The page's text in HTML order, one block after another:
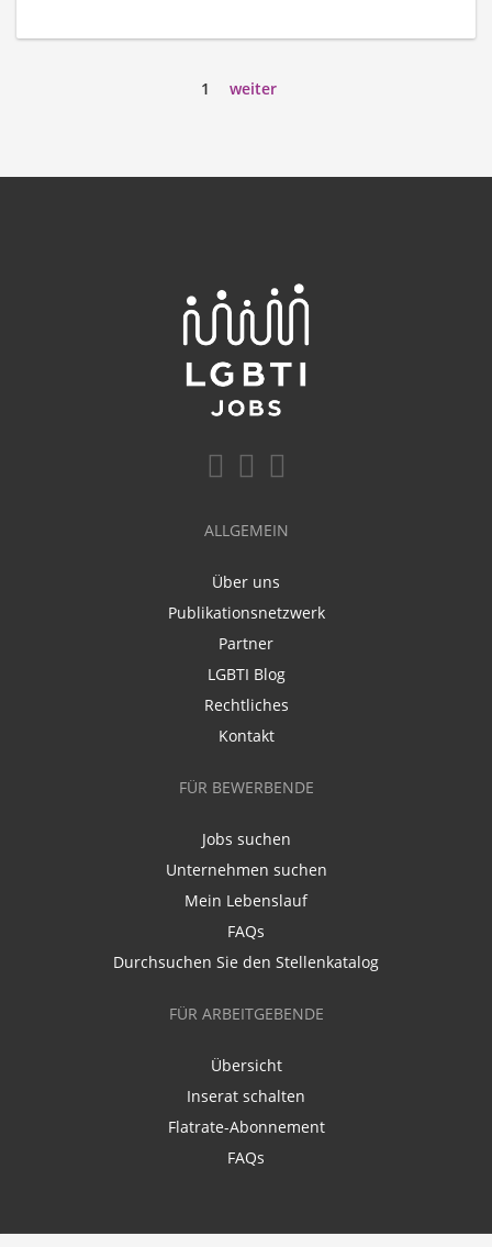
1 weiter
ALLGEMEIN
Über uns
Publikationsnetzwerk
Partner
LGBTI Blog
Rechtliches
Kontakt
FÜR BEWERBENDE
Jobs suchen
Unternehmen suchen
Mein Lebenslauf
FAQs
Durchsuchen Sie den Stellenkatalog
FÜR ARBEITGEBENDE
Übersicht
Inserat schalten
Flatrate-Abonnement
FAQs